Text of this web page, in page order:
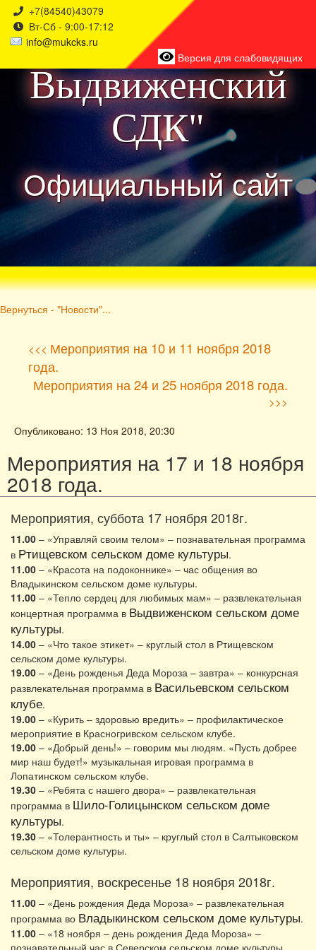
+7(84540)43079
Вт-Сб - 9:00-17:12
info@mukcks.ru
Версия для слабовидящих
района
Выдвиженский
СДК"
Официальный сайт
Вернуться - "Новости"...
<<< Мероприятия на 10 и 11 ноября 2018
года.
Мероприятия на 24 и 25 ноября 2018 года.
>>>
Опубликовано: 13 Ноя 2018, 20:30
Мероприятия на 17 и 18 ноября
2018 года.
Мероприятия, суббота 17 ноября 2018г.
11.00 – «Управляй своим телом» – познавательная программа
в Ртищевском сельском доме культуры.
11.00 – «Красота на подоконнике» – час общения во
Владыкинском сельском доме культуры.
11.00 – «Тепло сердец для любимых мам» – развлекательная
концертная программа в Выдвиженском сельском доме
культуры.
14.00 – «Что такое этикет» – круглый стол в Ртищевском
сельском доме культуры.
19.00 – «День рожденья Деда Мороза – завтра» – конкурсная
развлекательная программа в Васильевском сельском
клубе.
19.00 – «Курить – здоровью вредить» – профилактическое
мероприятие в Красногривском сельском клубе.
19.00 – «Добрый день!» – говорим мы людям. «Пусть добрее
мир наш будет!» музыкальная игровая программа в
Лопатинском сельском клубе.
19.30 – «Ребята с нашего двора» – развлекательная
программа в Шило-Голицынском сельском доме
культуры.
19.30 – «Толерантность и ты» – круглый стол в Салтыковском
сельском доме культуры.
Мероприятия, воскресенье 18 ноября 2018г.
11.00 – «День рождения Деда Мороза» – развлекательная
программа во Владыкинском сельском доме культуры.
11.00 – «18 ноября – день рождения Деда Мороза» –
познавательный час в Северском сельском доме культуры.